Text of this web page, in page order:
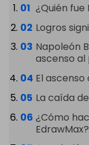
¿Quién
Logros
Napoleón
ascenso al
El
La caída
¿Cómo
EdrawMax?